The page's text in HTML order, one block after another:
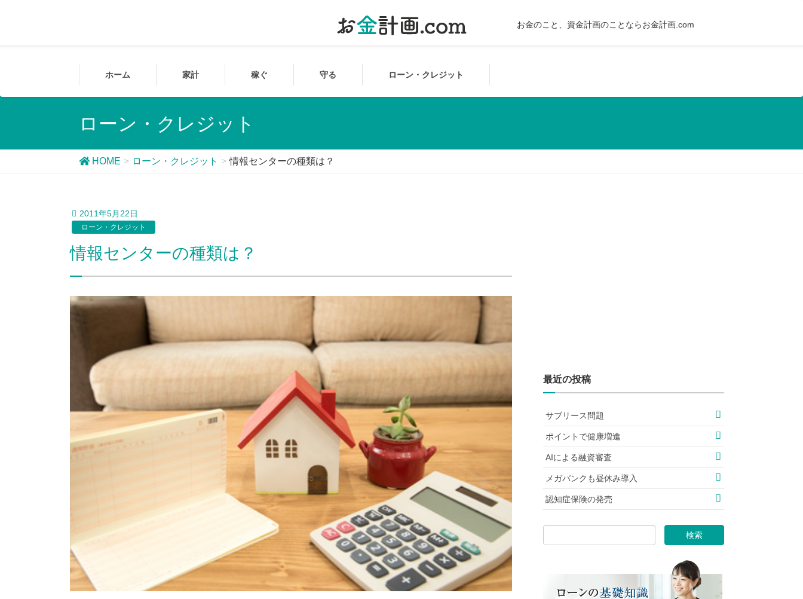
お金のこと、資金計画のことならお金計画.com
ホーム 家計 稼ぐ 守る ローン・クレジット
ローン・クレジット
HOME ローン・クレジット 情報センターの種類は？
2011年5月22日
ローン・クレジット
情報センターの種類は？
最近の投稿
サブリース問題
ポイントで健康増進
AIによる融資審査
メガバンクも昼休み導入
認知症保険の発売